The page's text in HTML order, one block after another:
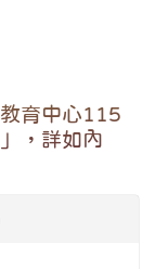
育中心115
，詳如內